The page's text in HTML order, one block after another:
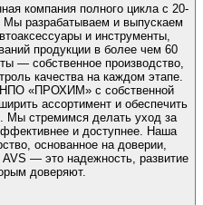
компания полного цикла с 20-
разрабатываем и выпускаем
и инструменты,
продукции в более чем 60
— собственное производство,
качества на каждом этапе.
НПО «ПРОХИМ» с собственной
ассортимент и обеспечить
и доступнее. Наша
основанное на доверии,
— это надежность, развитие
доверяют.